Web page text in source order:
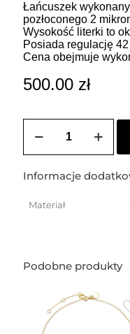
Łańcuszek
pozłoconego 2
Wysokość literki to
Posiada regulację
Cena obejmuje
500.00 zł
Łańcuszek
dowolną
(2cm)
(BESTSELLER)
Informacje
Materiał
Podobne produkty